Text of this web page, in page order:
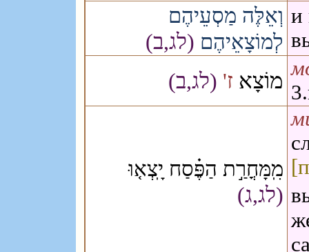
и וְאֵלֶּה מַסְעֵיהֶם
לְמוֹצָאֵיהֶם (לג,ב)
מוֹצָא ז' (לג,ב)
מִֽמָּחֳרַ֣ת הַפֶּ֗סַח יָֽצְא֤וּ
(לג,ג)